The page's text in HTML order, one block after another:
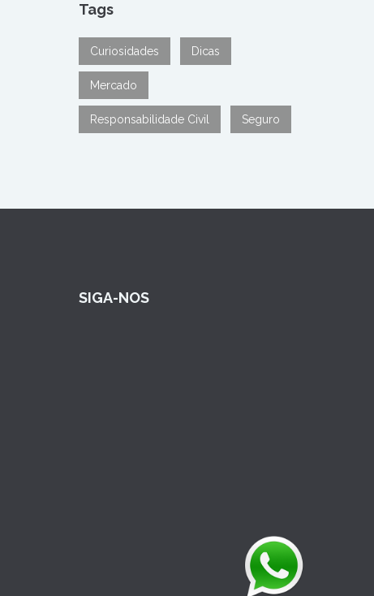
Tags
Curiosidades Dicas
Mercado
Responsabilidade Civil Seguro
SIGA-NOS